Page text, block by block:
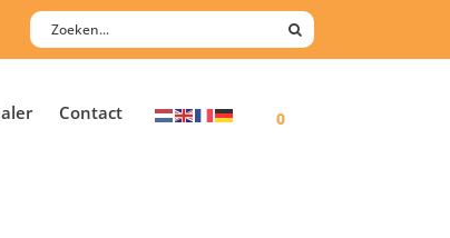
0
Contact